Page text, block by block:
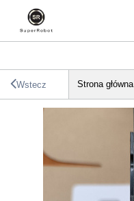
Wstecz Strona główna